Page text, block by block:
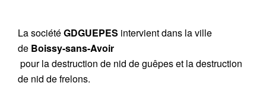
La sociétéGDGUEPES intervient dans la ville
de Boissy-sans-Avoir
pour la destruction de nid de guêpes et la destruction
de nid de frelons.